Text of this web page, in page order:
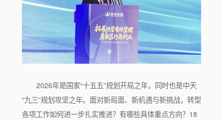
2026年是国家“十五五”规划开局之年，同时也是中天
“九三”规划攻坚之年。面对新局面、新机遇与新挑战，转型
各项工作如何进一步扎实推进？有哪些具体重点方向？18